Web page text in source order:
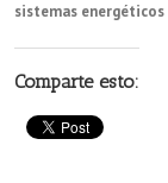
sistemas energéticos
Comparte esto: